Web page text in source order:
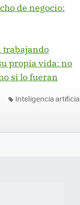
de negocio:
trabajando
propia vida: no
si lo fueran
Inteligencia